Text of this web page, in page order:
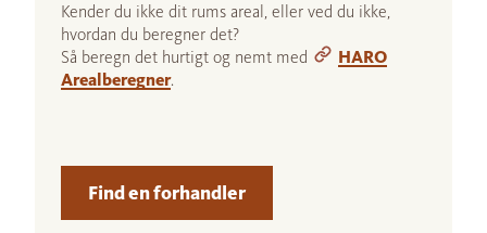
Kender du ikke dit rums areal, eller ved du ikke,
hvordan du beregner det?
Så beregn det hurtigt og nemt med
HARO
Arealberegner.
Find en forhandler